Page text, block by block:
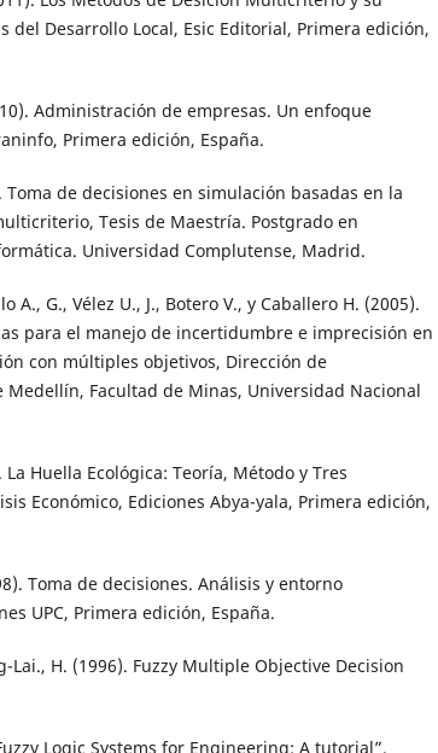
del Desarrollo Local, Esic Editorial, Primera edición,
Administración de empresas. Un enfoque
Primera edición, España.
Toma de decisiones en simulación basadas en la
Tesis de Maestría. Postgrado en
Universidad Complutense, Madrid.
A., G., Vélez U., J., Botero V., y Caballero H. (2005).
para el manejo de incertidumbre e imprecisión en
con múltiples objetivos, Dirección de
Medellín, Facultad de Minas, Universidad Nacional
La Huella Ecológica: Teoría, Método y Tres
Económico, Ediciones Abya-yala, Primera edición,
Toma de decisiones. Análisis y entorno
UPC, Primera edición, España.
Lai., H. (1996). Fuzzy Multiple Objective Decision
Logic Systems for Engineering: A tutorial”.